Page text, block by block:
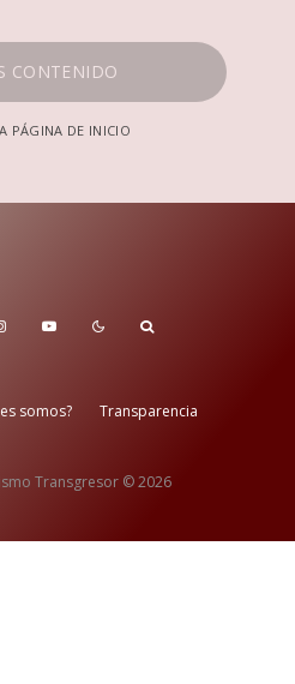
CONTENIDO
PÁGINA DE INICIO
somos? Transparencia
Transgresor © 2026